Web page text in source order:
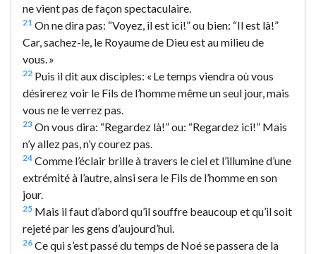
ne vient pas de façon spectaculaire.
21 On ne dira pas: “Voyez, il est ici!” ou bien: “Il est là!”
Car, sachez-le, le Royaume de Dieu est au milieu de
vous. »
22 Puis il dit aux disciples: « Le temps viendra où vous
désirerez voir le Fils de l’homme même un seul jour, mais
vous ne le verrez pas.
23 On vous dira: “Regardez là!” ou: “Regardez ici!” Mais
n’y allez pas, n’y courez pas.
24 Comme l’éclair brille à travers le ciel et l’illumine d’une
extrémité à l’autre, ainsi sera le Fils de l’homme en son
jour.
25 Mais il faut d’abord qu’il souffre beaucoup et qu’il soit
rejeté par les gens d’aujourd’hui.
26 Ce qui s’est passé du temps de Noé se passera de la